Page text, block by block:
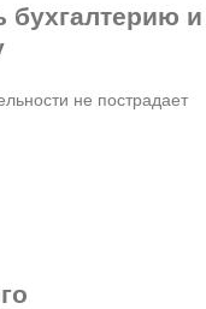
бухгалтерию и
не пострадает